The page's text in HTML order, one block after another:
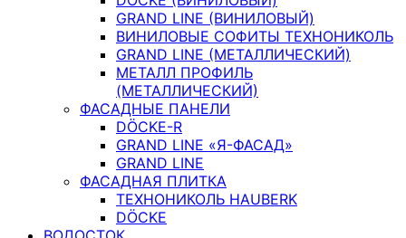
GRAND LINE (ВИНИЛОВЫЙ)
ВИНИЛОВЫЕ СОФИТЫ ТЕХНОНИКОЛЬ
GRAND LINE (МЕТАЛЛИЧЕСКИЙ)
МЕТАЛЛ ПРОФИЛЬ
(МЕТАЛЛИЧЕСКИЙ)
ФАСАДНЫЕ ПАНЕЛИ
DÖCKE-R
GRAND LINE «Я-ФАСАД»
GRAND LINE
ФАСАДНАЯ ПЛИТКА
ТЕХНОНИКОЛЬ HAUBERK
DÖCKE